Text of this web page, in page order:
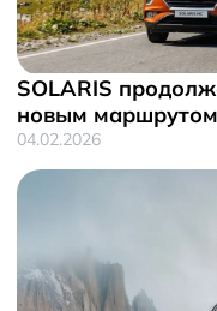
SOLARIS
новым
04.02.2026